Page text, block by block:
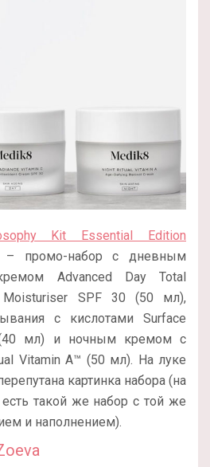
Kit Essential Edition
– промо-набор с дневным
Advanced Day Total
Moisturiser SPF 30 (50 мл),
с кислотами Surface
(40 мл) и ночным кремом с
Vitamin A™ (50 мл). На луке
картинка набора (на
такой же набор с той же
и наполнением).